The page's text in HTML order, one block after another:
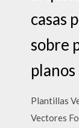
casas
sobre
Plantillas
Vectores